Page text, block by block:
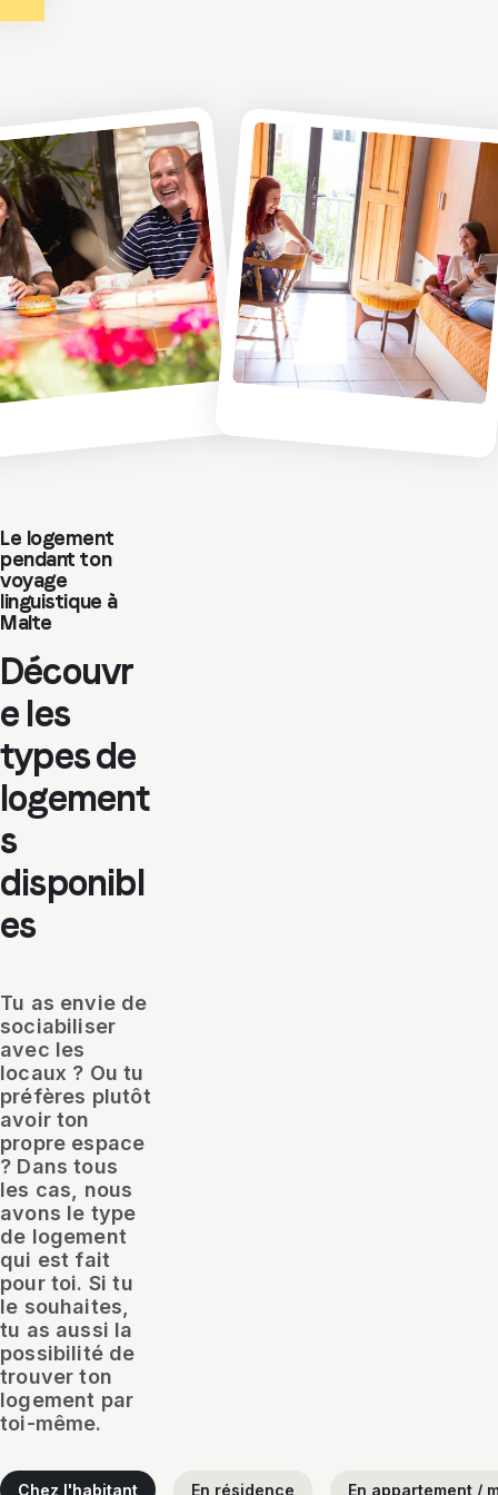
Le logement
pendant ton
voyage
linguistique à
Malte
Découvr
e les
types de
logement
s
disponibl
es
Tu as envie de
sociabiliser
avec les
locaux ? Ou tu
préfères plutôt
avoir ton
propre espace
? Dans tous
les cas, nous
avons le type
de logement
qui est fait
pour toi. Si tu
le souhaites,
tu as aussi la
possibilité de
trouver ton
logement par
toi-même.
Chez l'habitant En résidence En appartement /